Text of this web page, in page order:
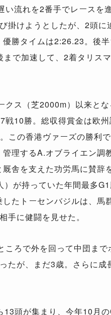
流れを2番手でレースを
掛けようとしたが、2頭に
勝タイムは2:26.23。後
で加速して、2着タリス
ス（芝2000m）以来と
10勝。総収得賞金は欧
この香港ヴァーズの勝利
理するA.オブライエン調
舎を支えた功労馬に賛辞
が持っていた年間最多
たトーセンバジルは、馬
に健闘を見せた。
ろで外を回って中団まで
たが、まだ3歳。さらに成
頭が集まり、今年10月